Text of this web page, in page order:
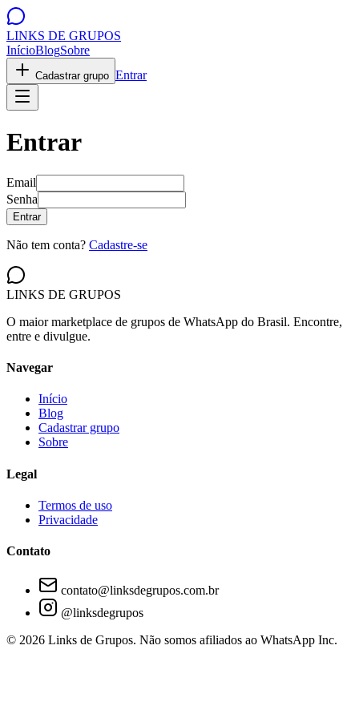
LINKS DE GRUPOS
InícioBlogSobre
Cadastrar grupo Entrar
Entrar
Email
Senha
Entrar
Não tem conta? Cadastre-se
LINKS DE GRUPOS
O maior marketplace de grupos de WhatsApp do Brasil. Encontre,
entre e divulgue.
Navegar
Início
Blog
Cadastrar grupo
Sobre
Legal
Termos de uso
Privacidade
Contato
contato@linksdegrupos.com.br
@linksdegrupos
© 2026 Links de Grupos. Não somos afiliados ao WhatsApp Inc.